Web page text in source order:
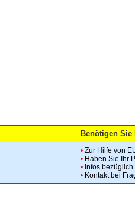
Benötigen Sie
• Zur Hilfe von
• Haben Sie Ihr
• Infos
• Kontakt bei